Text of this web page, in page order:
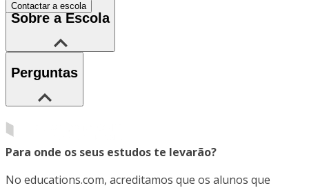
Contactar a escola
Sobre a Escola
Perguntas
Para onde os seus estudos te levarão?
No educations.com, acreditamos que os alunos que